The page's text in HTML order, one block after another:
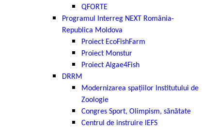
QFORTE
Programul Interreg NEXT România-
Republica Moldova
Proiect EcoFishFarm
Proiect Monstur
Proiect Algae4Fish
DRRM
Modernizarea spațiilor Institutului de
Zoologie
Congres Sport, Olimpism, sănătate
Centrul de instruire IEFS